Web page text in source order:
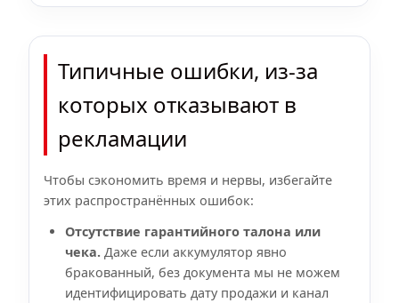
Типичные ошибки, из-за
которых отказывают в
рекламации
Чтобы сэкономить время и нервы, избегайте
этих распространённых ошибок:
Отсутствие гарантийного талона или
чека. Даже если аккумулятор явно
бракованный, без документа мы не можем
идентифицировать дату продажи и канал